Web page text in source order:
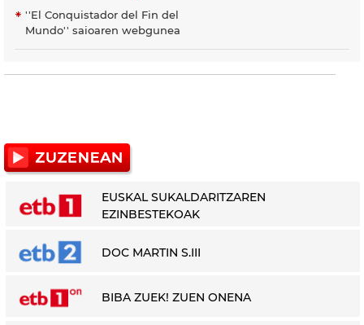
''El Conquistador del Fin del
Mundo'' saioaren webgunea
EUSKAL SUKALDARITZAREN
EZINBESTEKOAK
DOC MARTIN S.III
BIBA ZUEK! ZUEN ONENA